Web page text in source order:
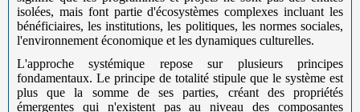
isolées, mais font partie d'écosystèmes complexes incluant les
bénéficiaires, les institutions, les politiques, les normes sociales,
l'environnement économique et les dynamiques culturelles.
L'approche systémique repose sur plusieurs principes
fondamentaux. Le principe de totalité stipule que le système est
plus que la somme de ses parties, créant des propriétés
émergentes qui n'existent pas au niveau des composantes